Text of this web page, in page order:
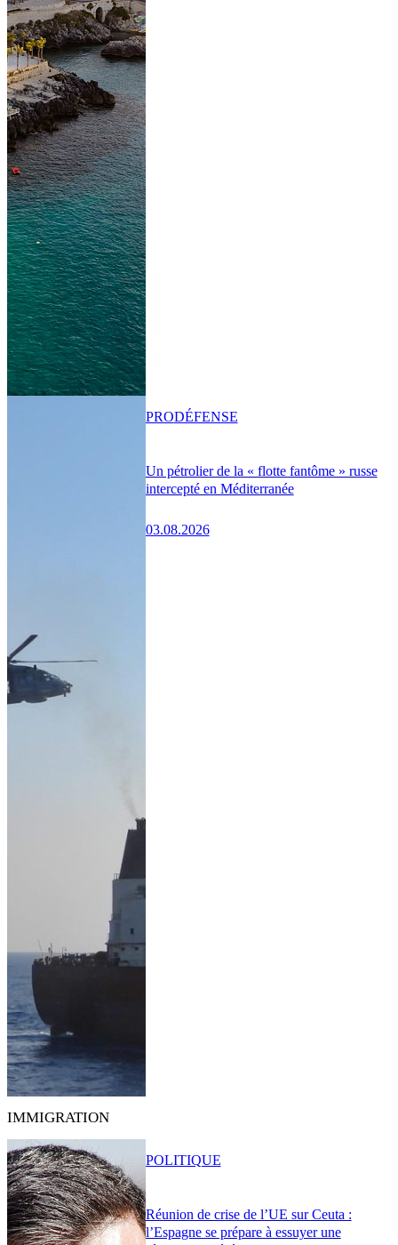
Un pétrolier de la « flotte fantôme » russe
intercepté en Méditerranée
03.08.2026
PRODÉFENSE
IMMIGRATION
Réunion de crise de l’UE sur Ceuta :
l’Espagne se prépare à essuyer une
POLITIQUE